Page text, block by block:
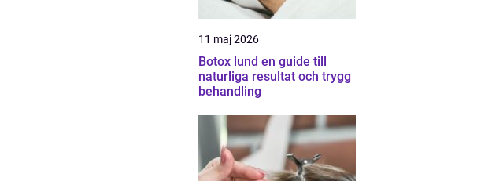
11 maj 2026
Botox lund en guide till
naturliga resultat och trygg
behandling